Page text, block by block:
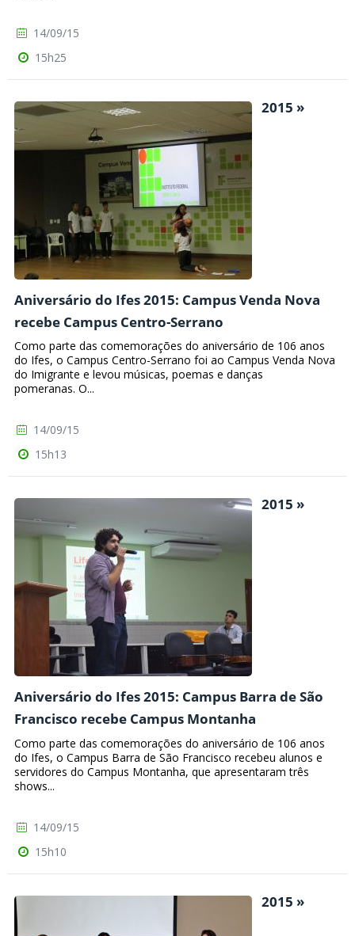
14/09/15
15h25
2015 »
Aniversário do Ifes 2015: Campus Venda Nova
recebe Campus Centro-Serrano
Como parte das comemorações do aniversário de 106 anos
do Ifes, o Campus Centro-Serrano foi ao Campus Venda Nova
do Imigrante e levou músicas, poemas e danças
pomeranas. O...
14/09/15
15h13
2015 »
Aniversário do Ifes 2015: Campus Barra de São
Francisco recebe Campus Montanha
Como parte das comemorações do aniversário de 106 anos
do Ifes, o Campus Barra de São Francisco recebeu alunos e
servidores do Campus Montanha, que apresentaram três
shows...
14/09/15
15h10
2015 »